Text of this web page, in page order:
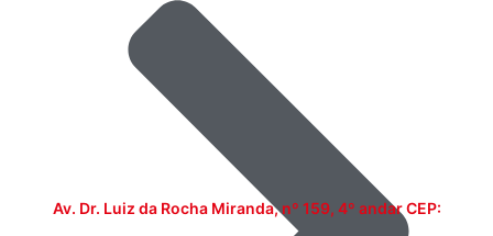
Av. Dr. Luiz da Rocha Miranda, nº 159, 4º andar CEP: